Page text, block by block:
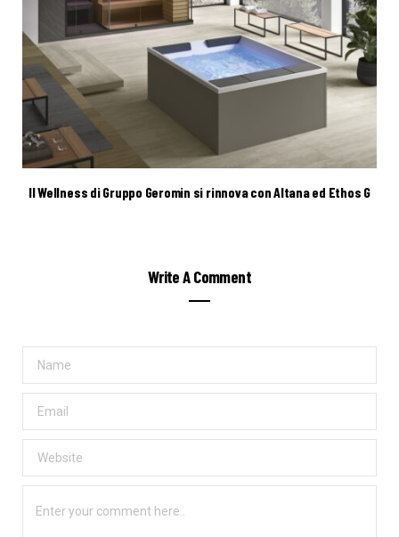
Il Wellness di Gruppo Geromin si rinnova con Altana ed Ethos G
Write A Comment